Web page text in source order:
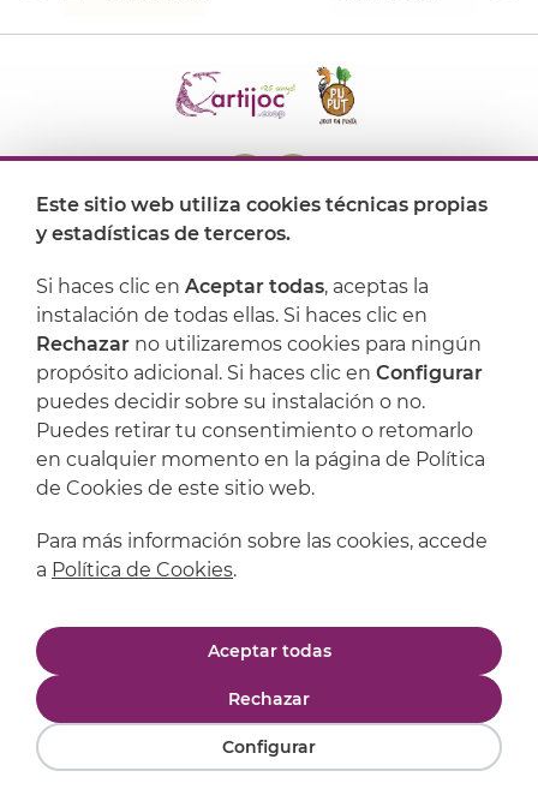
Dónde encontrarnos
Artijoc
Soporte
Política de privacidad
Powered byComertis
Este sitio web utiliza cookies técnicas propias
y estadísticas de terceros.
Si haces clic en Aceptar todas, aceptas la
instalación de todas ellas. Si haces clic en
Rechazar no utilizaremos cookies para ningún
propósito adicional. Si haces clic en Configurar
puedes decidir sobre su instalación o no.
Puedes retirar tu consentimiento o retomarlo
en cualquier momento en la página de Política
de Cookies de este sitio web.
Para más información sobre las cookies, accede
a Política de Cookies.
Aceptar todas
Rechazar
Configurar